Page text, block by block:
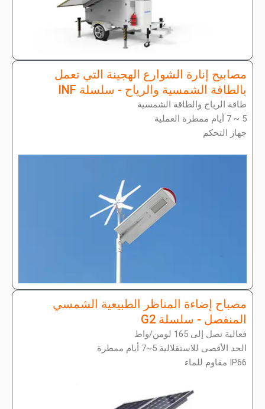
مصابيح إنارة الشوارع الهجينة التي تعمل
بالطاقة الشمسية والرياح - سلسلة INF
طاقة الرياح والطاقة الشمسية
5 ~ 7 أيام ممطرة العملية
جهاز التحكم
مصباح إضاءة المناظر الطبيعية الشمسي
المنفصل - سلسلة G2
فعالية تصل إلى 165 لومن/واط
الحد الأقصى للاستقلالية 5~7 أيام ممطرة
IP66 مقاوم للماء